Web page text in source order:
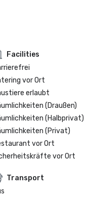
Facilities
vor Ort
erlaubt
(Draußen)
(Halbprivat)
(Privat)
vor Ort
vor Ort
Transport